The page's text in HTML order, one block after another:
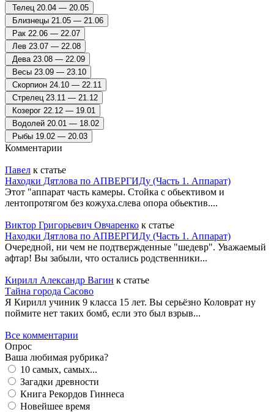
Телец 20.04 — 20.05
Близнецы 21.05 — 21.06
Рак 22.06 — 22.07
Лев 23.07 — 22.08
Дева 23.08 — 22.09
Весы 23.09 — 23.10
Скорпион 24.10 — 22.11
Стрелец 23.11 — 21.12
Козерог 22.12 — 19.01
Водолей 20.01 — 18.02
Рыбы 19.02 — 20.03
Комментарии
Павел к статье
Находки Дятлова по АПВЕРГИДу (Часть 1. Аппарат)
Этот "аппарат часть камеры. Стойка с обьективом и
лентопротягом без кожуха.слева опора обьектив....
Виктор Григорьевич Овчаренко к статье
Находки Дятлова по АПВЕРГИДу (Часть 1. Аппарат)
Очередной, ни чем не подтвержденные "шедевр". Уважаемый
афтар! Вы забыли, что остались родственники...
Кирилл Александр Вагин к статье
Тайна города Сасово
Я Кирилл учиник 9 класса 15 лет. Вы серьёзно Коловрат ну
поймите нет таких бомб, если это был взрыв...
Все комментарии
Опрос
Ваша любимая рубрика?
10 самых, самых...
Загадки древности
Книга Рекордов Гиннеса
Новейшее время